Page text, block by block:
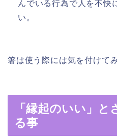
んでいる行為で人を不快
い。
箸は使う際には気を付けて
「縁起のいい」
る事